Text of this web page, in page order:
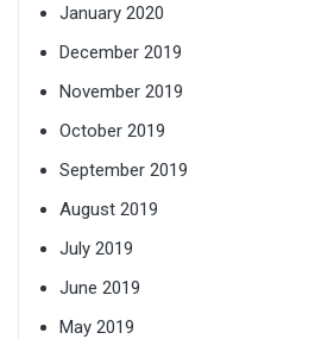
January 2020
December 2019
November 2019
October 2019
September 2019
August 2019
July 2019
June 2019
May 2019